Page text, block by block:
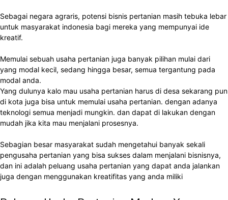
Sebagai negara agraris, potensi bisnis pertanian masih tebuka lebar
untuk masyarakat indonesia bagi mereka yang mempunyai ide
kreatif.
Memulai sebuah usaha pertanian juga banyak pilihan mulai dari
yang modal kecil, sedang hingga besar, semua tergantung pada
modal anda.
Yang dulunya kalo mau usaha pertanian harus di desa sekarang pun
di kota juga bisa untuk memulai usaha pertanian. dengan adanya
teknologi semua menjadi mungkin. dan dapat di lakukan dengan
mudah jika kita mau menjalani prosesnya.
Sebagian besar masyarakat sudah mengetahui banyak sekali
pengusaha pertanian yang bisa sukses dalam menjalani bisnisnya,
dan ini adalah peluang usaha pertanian yang dapat anda jalankan
juga dengan menggunakan kreatifitas yang anda miliki